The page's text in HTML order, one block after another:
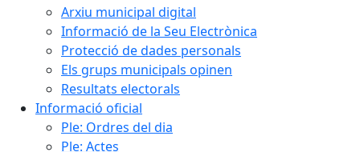
Arxiu municipal digital
Informació de la Seu Electrònica
Protecció de dades personals
Els grups municipals opinen
Resultats electorals
Informació oficial
Ple: Ordres del dia
Ple: Actes